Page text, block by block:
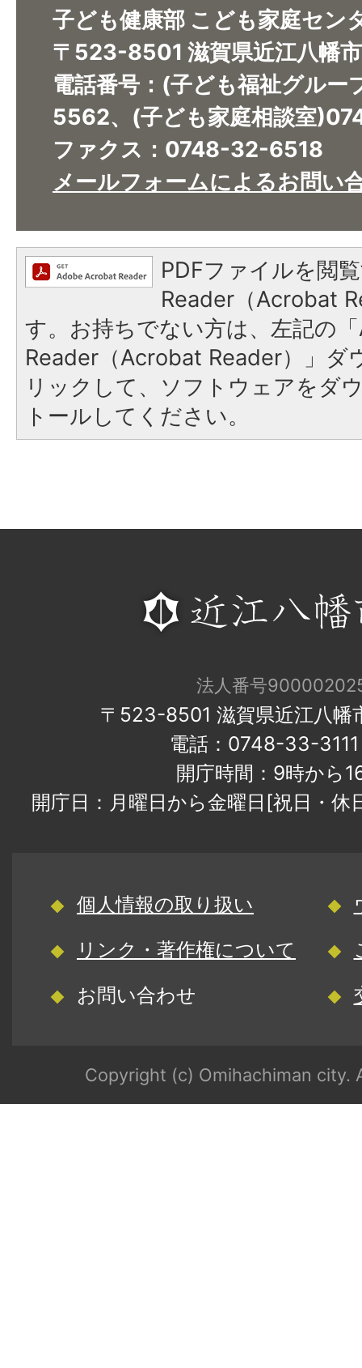
子ども健康部 こども家庭セン
〒523-8501 滋賀県近江八幡
電話番号：(子ども福祉グル
5562、(子ども家庭相談室
ファクス：0748-32-6518​​​​​​​
メールフォームによるお問い
PDFファイルを閲
Reader（Acrobat
す。お持ちでない方は、左記の
Reader（Acrobat Reader）」ダ
リックして、ソフトウェアをダ
トールしてください。
法人番号
〒523-8501 滋賀県近江八幡
電話：0748-33-
開庁時間：9時から
開庁日：月曜日から金曜日[祝日・
個人情報の取り扱い
リンク・著作権について
お問い合わせ
Copyright (c) Omihachiman city.